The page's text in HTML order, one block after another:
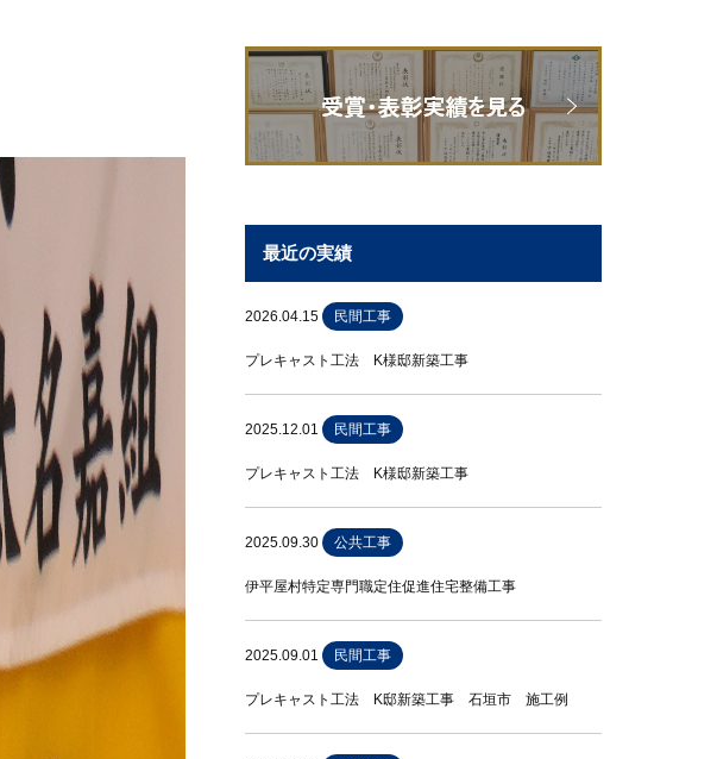
最近の実績
2026.04.15 民間工事
プレキャスト工法 K様邸新築工事
2025.12.01 民間工事
プレキャスト工法 K様邸新築工事
2025.09.30 公共工事
伊平屋村特定専門職定住促進住宅整備工事
2025.09.01 民間工事
プレキャスト工法 K邸新築工事 石垣市 施工例